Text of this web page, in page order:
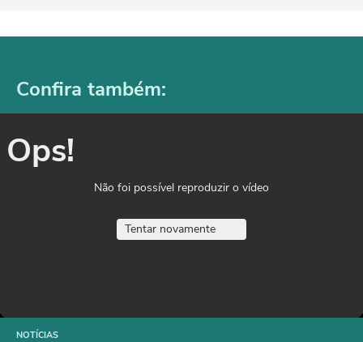
Confira também:
Ops!
Não foi possível reproduzir o vídeo
Tentar novamente
NOTÍCIAS